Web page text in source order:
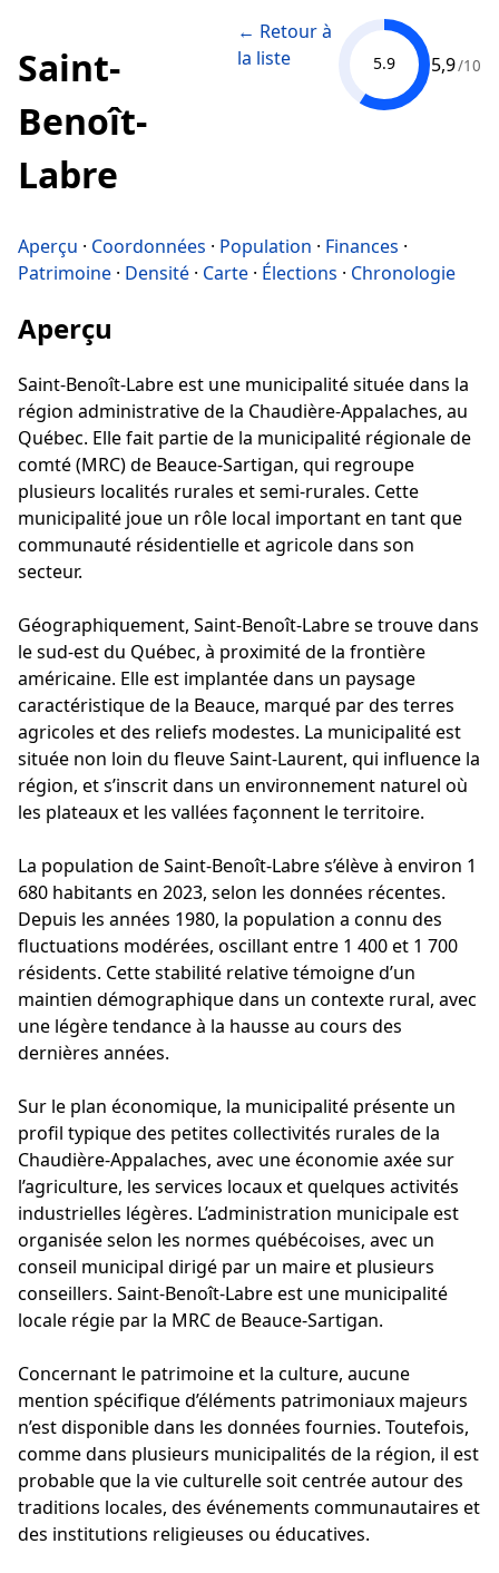
Saint-
Benoît-
Labre
← Retour à
la liste
5.9 5,9/10
Aperçu · Coordonnées · Population · Finances ·
Patrimoine · Densité · Carte · Élections · Chronologie
Aperçu
Saint-Benoît-Labre est une municipalité située dans la
région administrative de la Chaudière-Appalaches, au
Québec. Elle fait partie de la municipalité régionale de
comté (MRC) de Beauce-Sartigan, qui regroupe
plusieurs localités rurales et semi-rurales. Cette
municipalité joue un rôle local important en tant que
communauté résidentielle et agricole dans son
secteur.
Géographiquement, Saint-Benoît-Labre se trouve dans
le sud-est du Québec, à proximité de la frontière
américaine. Elle est implantée dans un paysage
caractéristique de la Beauce, marqué par des terres
agricoles et des reliefs modestes. La municipalité est
située non loin du fleuve Saint-Laurent, qui influence la
région, et s’inscrit dans un environnement naturel où
les plateaux et les vallées façonnent le territoire.
La population de Saint-Benoît-Labre s’élève à environ 1
680 habitants en 2023, selon les données récentes.
Depuis les années 1980, la population a connu des
fluctuations modérées, oscillant entre 1 400 et 1 700
résidents. Cette stabilité relative témoigne d’un
maintien démographique dans un contexte rural, avec
une légère tendance à la hausse au cours des
dernières années.
Sur le plan économique, la municipalité présente un
profil typique des petites collectivités rurales de la
Chaudière-Appalaches, avec une économie axée sur
l’agriculture, les services locaux et quelques activités
industrielles légères. L’administration municipale est
organisée selon les normes québécoises, avec un
conseil municipal dirigé par un maire et plusieurs
conseillers. Saint-Benoît-Labre est une municipalité
locale régie par la MRC de Beauce-Sartigan.
Concernant le patrimoine et la culture, aucune
mention spécifique d’éléments patrimoniaux majeurs
n’est disponible dans les données fournies. Toutefois,
comme dans plusieurs municipalités de la région, il est
probable que la vie culturelle soit centrée autour des
traditions locales, des événements communautaires et
des institutions religieuses ou éducatives.